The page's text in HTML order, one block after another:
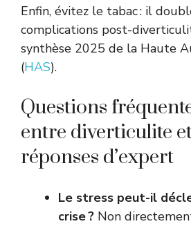
Enfin, évitez le tabac : il
complications post-
synthèse 2025 de la Haute
(HAS).
Questions
entre diverticulite et
réponses d’expert
Le stress peut-il
crise ? Non